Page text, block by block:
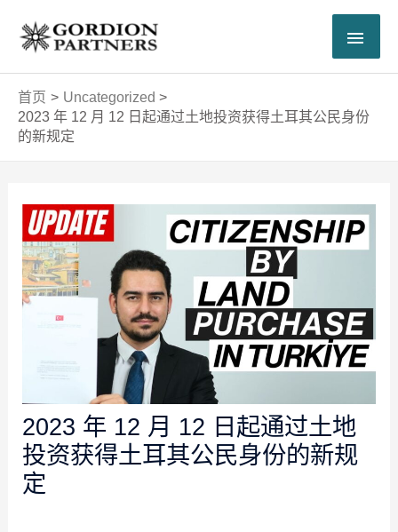
容
主
菜
单
首页
Uncategorized
2023 年 12 月 12 日起通过土地投资获得土耳其公民身份
的新规定
2023 年 12 月 12 日起通过土地
投资获得土耳其公民身份的新规
定